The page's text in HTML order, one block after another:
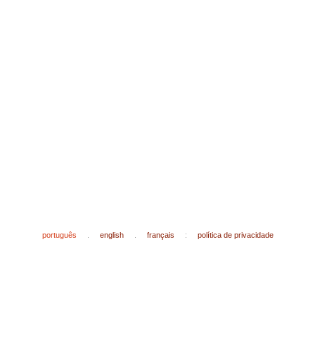
português english français : política de privacidade